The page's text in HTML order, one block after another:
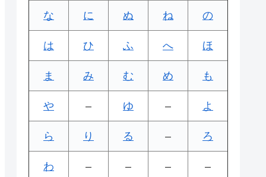
な に ぬ ね の
は ひ ふ へ ほ
ま み む め も
や – ゆ – よ
ら り る – ろ
わ – – – –